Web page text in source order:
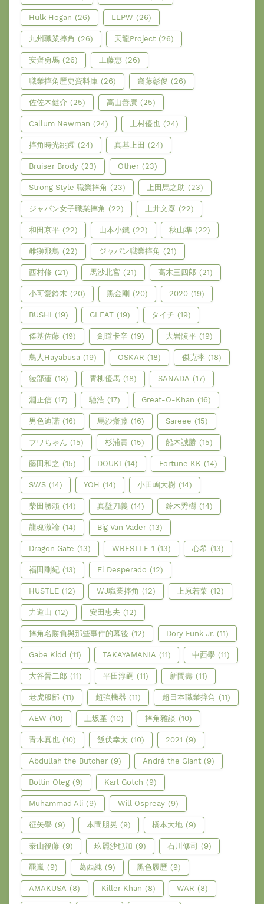
Hulk Hogan (26) LLPW (26)
九州職業摔角 (26) 天龍Project (26)
安齊勇馬 (26) 工藤惠 (26)
職業摔角歷史資料庫 (26) 齋藤彰俊 (26)
佐佐木健介 (25) 高山善廣 (25)
Callum Newman (24) 上村優也 (24)
摔角時光跳躍 (24) 真基上田 (24)
Bruiser Brody (23) Other (23)
Strong Style 職業摔角 (23) 上田馬之助 (23)
ジャパン女子職業摔角 (22) 上井文彥 (22)
和田京平 (22) 山本小鐵 (22) 秋山準 (22)
雌獅飛鳥 (22) ジャパン職業摔角 (21)
西村修 (21) 馬沙北宮 (21) 高木三四郎 (21)
小可愛鈴木 (20) 黑金剛 (20) 2020 (19)
BUSHI (19) GLEAT (19) タイチ (19)
傑基佐藤 (19) 劍道卡辛 (19) 大岩陵平 (19)
鳥人Hayabusa (19) OSKAR (18) 傑克李 (18)
綾部蓮 (18) 青柳優馬 (18) SANADA (17)
淵正信 (17) 馳浩 (17) Great-O-Khan (16)
男色迪諾 (16) 馬沙齋藤 (16) Sareee (15)
フワちゃん (15) 杉浦貴 (15) 船木誠勝 (15)
藤田和之 (15) DOUKI (14) Fortune KK (14)
SWS (14) YOH (14) 小田嶋大樹 (14)
柴田勝賴 (14) 真壁刀義 (14) 鈴木秀樹 (14)
龍魂激論 (14) Big Van Vader (13)
Dragon Gate (13) WRESTLE-1 (13) 心希 (13)
福田剛紀 (13) El Desperado (12)
HUSTLE (12) WJ職業摔角 (12) 上原若菜 (12)
力道山 (12) 安田忠夫 (12)
摔角名勝負與那些事件的幕後 (12) Dory Funk Jr. (11)
Gabe Kidd (11) TAKAYAMANIA (11) 中西學 (11)
大谷晉二郎 (11) 平田淳嗣 (11) 新間壽 (11)
老虎服部 (11) 超強機器 (11) 超日本職業摔角 (11)
AEW (10) 上坂堇 (10) 摔角雜談 (10)
青木真也 (10) 飯伏幸太 (10) 2021 (9)
Abdullah the Butcher (9) André the Giant (9)
Boltin Oleg (9) Karl Gotch (9)
Muhammad Ali (9) Will Ospreay (9)
征矢學 (9) 本間朋晃 (9) 橋本大地 (9)
泰山後藤 (9) 玖麗沙也加 (9) 石川修司 (9)
羆嵐 (9) 葛西純 (9) 黑色履歷 (9)
AMAKUSA (8) Killer Khan (8) WAR (8)